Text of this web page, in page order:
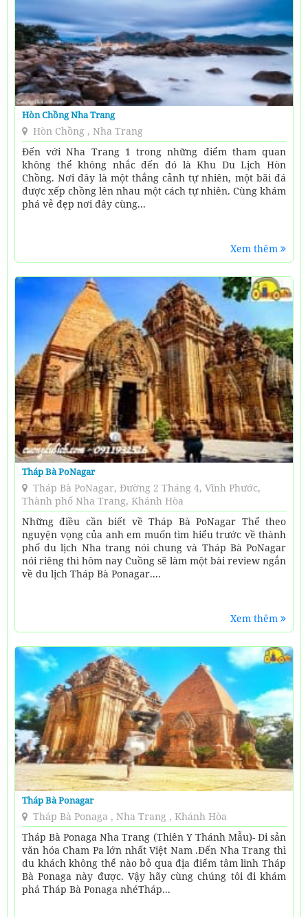
Hòn Chồng Nha Trang
Hòn Chồng , Nha Trang
Đến với Nha Trang 1 trong những điểm tham quan
không thể không nhắc đến đó là Khu Du Lịch Hòn
Chồng. Nơi đây là một thắng cảnh tự nhiên, một bãi đá
được xếp chồng lên nhau một cách tự nhiên. Cùng khám
phá vẻ đẹp nơi đây cùng...
Xem thêm
Tháp Bà PoNagar
Tháp Bà PoNagar, Đường 2 Tháng 4, Vĩnh Phước,
Thành phố Nha Trang, Khánh Hòa
Những điều cần biết về Tháp Bà PoNagar Thể theo
nguyện vọng của anh em muốn tìm hiểu trước về thành
phố du lịch Nha trang nói chung và Tháp Bà PoNagar
nói riêng thì hôm nay Cuồng sẽ làm một bài review ngắn
về du lịch Tháp Bà Ponagar....
Xem thêm
Tháp Bà Ponagar
Tháp Bà Ponaga , Nha Trang , Khánh Hòa
Tháp Bà Ponaga Nha Trang (Thiên Y Thánh Mẫu)- Di sản
văn hóa Cham Pa lớn nhất Việt Nam .Đến Nha Trang thì
du khách không thể nào bỏ qua địa điểm tâm linh Tháp
Bà Ponaga này được. Vậy hãy cùng chúng tôi đi khám
phá Tháp Bà Ponaga nhéTháp...